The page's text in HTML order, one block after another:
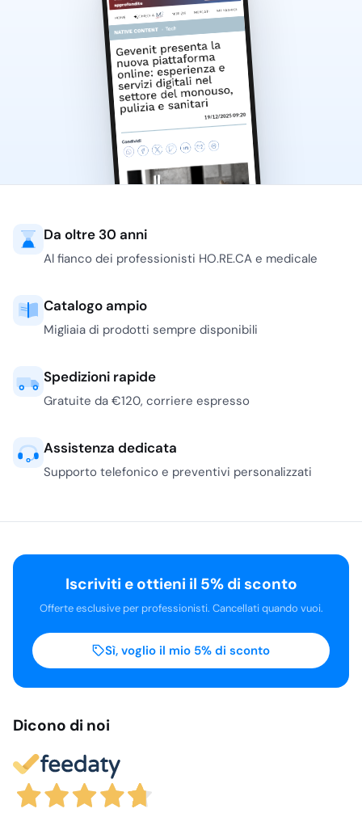
Da oltre 30 anni
Al fianco dei professionisti HO.RE.CA e medicale
Catalogo ampio
Migliaia di prodotti sempre disponibili
Spedizioni rapide
Gratuite da €120, corriere espresso
Assistenza dedicata
Supporto telefonico e preventivi personalizzati
Dicono di noi
Iscriviti e ottieni il 5% di sconto
Offerte esclusive per professionisti. Cancellati quando vuoi.
Sì, voglio il mio 5% di sconto